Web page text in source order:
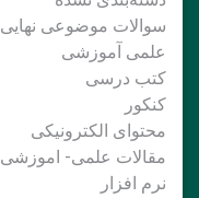
سوالات موضوعی نهایی
علمی آموزشی
کتب درسی
کنکور
محتوای الکترونیکی
مقالات علمی- اموزشی
نرم افزار